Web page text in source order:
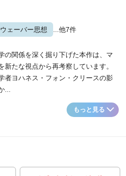
ウェーバー思想 ...他7件
の関係を深く掘り下げた本作は、マ
新たな視点から再考察しています。
者ヨハネス・フォン・クリースの影
...
もっと見る